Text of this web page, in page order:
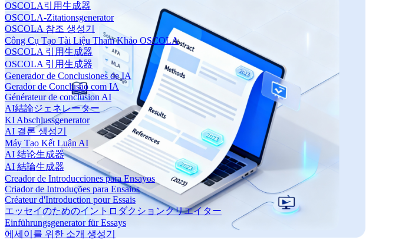
OSCOLA引用生成器
OSCOLA-Zitationsgenerator
OSCOLA 참조 생성기
Công Cụ Tạo Tài Liệu Tham Khảo OSCOLA
OSCOLA 引用生成器
OSCOLA 引用生成器
Generador de Conclusiones de IA
Gerador de Conclusão com IA
Générateur de conclusion AI
AI結論ジェネレーター
KI Abschlussgenerator
AI 결론 생성기
Máy Tạo Kết Luận AI
AI 结论生成器
AI 結論生成器
Creador de Introducciones para Ensayos
Criador de Introduções para Ensaios
Créateur d'Introduction pour Essais
エッセイのためのイントロダクションクリエイター
Einführungsgenerator für Essays
에세이를 위한 소개 생성기